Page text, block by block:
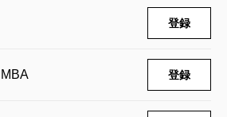
者のようにはできないことがあ
いこと」を「できる」ようにす
の存在に独自の価値を見出し、そ
る。ヘラルボニーのやってきた
いることは福祉の再定義であり、
登録
登録